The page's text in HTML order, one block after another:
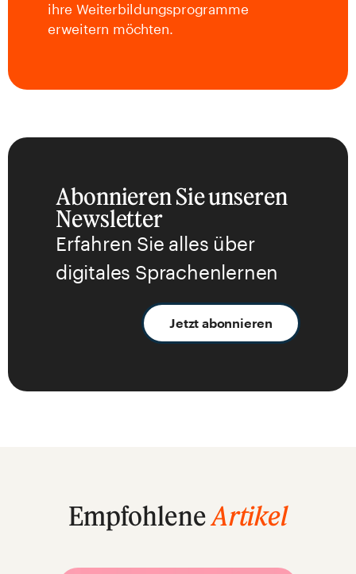
ihre Weiterbildungsprogramme
erweitern möchten.
Abonnieren Sie unseren
Newsletter
Erfahren Sie alles über
digitales Sprachenlernen
Jetzt abonnieren
Empfohlene Artikel